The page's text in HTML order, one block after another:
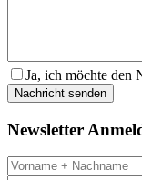
Ja, ich möchte den
Newsletter